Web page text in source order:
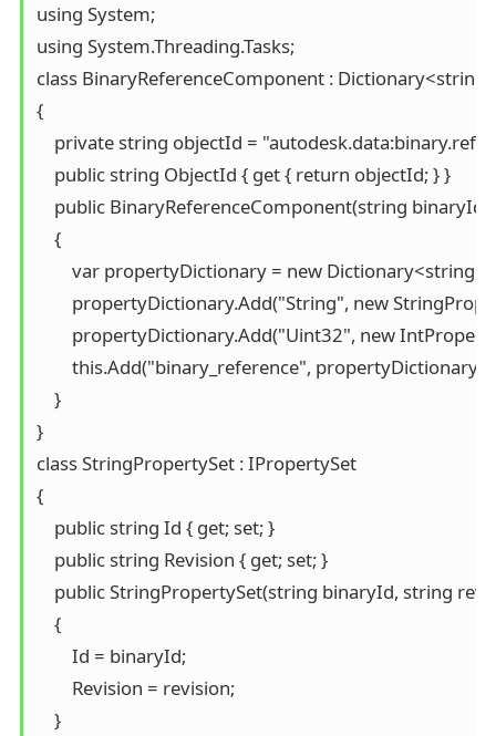
using System;
using System.Threading.Tasks;
class BinaryReferenceComponent :
{
private string objectId =
    public string ObjectId { get { return objectId; } }
    public BinaryReferenceComponent(string binaryId)
    {
var propertyDictionary = new Dictionary<string,
propertyDictionary.Add("String", new
propertyDictionary.Add("Uint32", new
        this.Add("binary_reference", propertyDictionary);
    }
}
class StringPropertySet : IPropertySet
{
    public string Id { get; set; }
    public string Revision { get; set; }
public StringPropertySet(string binaryId, string
    {
        Id = binaryId;
        Revision = revision;
    }